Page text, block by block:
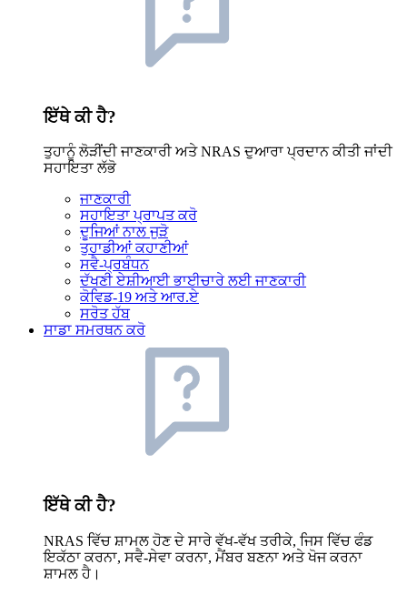
ਇੱਥੇ ਕੀ ਹੈ?
ਤੁਹਾਨੂੰ ਲੋੜੀਂਦੀ ਜਾਣਕਾਰੀ ਅਤੇ NRAS ਦੁਆਰਾ ਪ੍ਰਦਾਨ ਕੀਤੀ ਜਾਂਦੀ
ਸਹਾਇਤਾ ਲੱਭੋ
ਜਾਣਕਾਰੀ
ਸਹਾਇਤਾ ਪ੍ਰਾਪਤ ਕਰੋ
ਦੂਜਿਆਂ ਨਾਲ ਜੁੜੋ
ਤੁਹਾਡੀਆਂ ਕਹਾਣੀਆਂ
ਸਵੈ-ਪ੍ਰਬੰਧਨ
ਦੱਖਣੀ ਏਸ਼ੀਆਈ ਭਾਈਚਾਰੇ ਲਈ ਜਾਣਕਾਰੀ
ਕੋਵਿਡ-19 ਅਤੇ ਆਰ.ਏ
ਸਰੋਤ ਹੱਬ
ਸਾਡਾ ਸਮਰਥਨ ਕਰੋ
ਇੱਥੇ ਕੀ ਹੈ?
NRAS ਵਿੱਚ ਸ਼ਾਮਲ ਹੋਣ ਦੇ ਸਾਰੇ ਵੱਖ-ਵੱਖ ਤਰੀਕੇ, ਜਿਸ ਵਿੱਚ ਫੰਡ
ਇਕੱਠਾ ਕਰਨਾ, ਸਵੈ-ਸੇਵਾ ਕਰਨਾ, ਮੈਂਬਰ ਬਣਨਾ ਅਤੇ ਖੋਜ ਕਰਨਾ
ਸ਼ਾਮਲ ਹੈ।